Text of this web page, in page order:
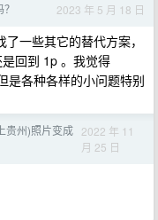
2023 年 5 月 18 日
一些其它的替代方案，
回到 1p 。我觉得
是各种各样的小问题特别
贵州)照片变成 2022 年 11
月 25 日